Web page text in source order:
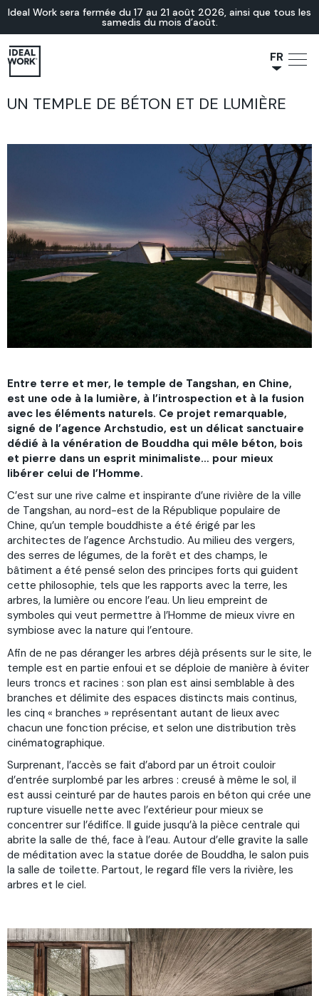
Ideal Work sera fermée du 17 au 21 août 2026, ainsi que tous les
samedis du mois d’août.
FR
JA
ES
EN
DE
UN TEMPLE DE BÉTON ET DE LUMIÈRE
Entre terre et mer, le temple de Tangshan, en Chine,
est une ode à la lumière, à l’introspection et à la fusion
avec les éléments naturels. Ce projet remarquable,
signé de l’agence Archstudio, est un délicat sanctuaire
dédié à la vénération de Bouddha qui mêle béton, bois
et pierre dans un esprit minimaliste… pour mieux
libérer celui de l’Homme.
C’est sur une rive calme et inspirante d’une rivière de la ville
de Tangshan, au nord-est de la République populaire de
Chine, qu’un temple bouddhiste a été érigé par les
architectes de l’agence Archstudio. Au milieu des vergers,
des serres de légumes, de la forêt et des champs, le
bâtiment a été pensé selon des principes forts qui guident
cette philosophie, tels que les rapports avec la terre, les
arbres, la lumière ou encore l’eau. Un lieu empreint de
symboles qui veut permettre à l’Homme de mieux vivre en
symbiose avec la nature qui l’entoure.
Afin de ne pas déranger les arbres déjà présents sur le site, le
temple est en partie enfoui et se déploie de manière à éviter
leurs troncs et racines : son plan est ainsi semblable à des
branches et délimite des espaces distincts mais continus,
les cinq « branches » représentant autant de lieux avec
chacun une fonction précise, et selon une distribution très
cinématographique.
Surprenant, l’accès se fait d’abord par un étroit couloir
d’entrée surplombé par les arbres : creusé à même le sol, il
est aussi ceinturé par de hautes parois en béton qui crée une
rupture visuelle nette avec l’extérieur pour mieux se
concentrer sur l’édifice. Il guide jusqu’à la pièce centrale qui
abrite la salle de thé, face à l’eau. Autour d’elle gravite la salle
de méditation avec la statue dorée de Bouddha, le salon puis
la salle de toilette. Partout, le regard file vers la rivière, les
arbres et le ciel.